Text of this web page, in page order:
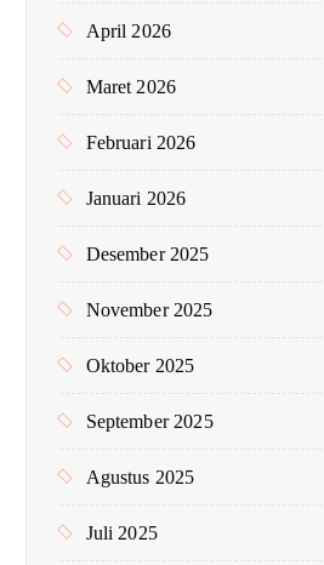
April 2026
Maret 2026
Februari 2026
Januari 2026
Desember 2025
November 2025
Oktober 2025
September 2025
Agustus 2025
Juli 2025